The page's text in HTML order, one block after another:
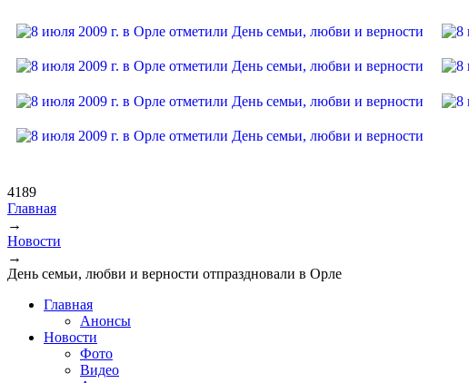
4189
Вы здесь
Главная
→
Новости
→
День семьи, любви и верности отпраздновали в Орле
Главная
Анонсы
Новости
Фото
Видео